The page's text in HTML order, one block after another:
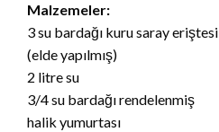
Malzemeler:
3 su bardağı kuru saray eriştesi
(elde yapılmış)
2 litre su
3/4 su bardağı rendelenmiş
halik yumurtası